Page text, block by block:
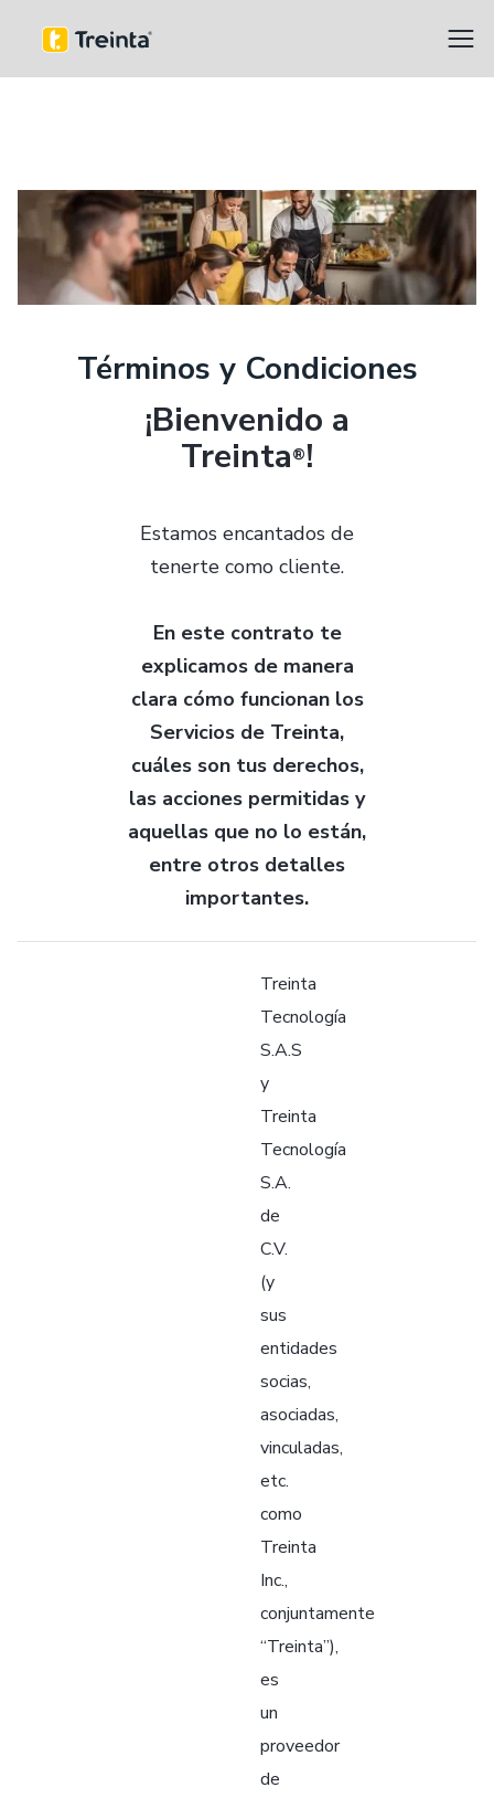
Términos y Condiciones
¡Bienvenido a
Treinta®!
Estamos encantados de
tenerte como cliente.
En este contrato te
explicamos de manera
clara cómo funcionan los
Servicios de Treinta,
cuáles son tus derechos,
las acciones permitidas y
aquellas que no lo están,
entre otros detalles
importantes.
Treinta
Tecnología
S.A.S
y
Treinta
Tecnología
S.A.
de
C.V.
(y
sus
entidades
socias,
asociadas,
vinculadas,
etc.
como
Treinta
Inc.,
conjuntamente
“Treinta”),
es
un
proveedor
de